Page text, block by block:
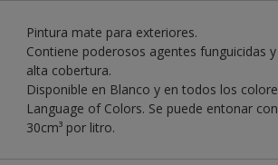
Pintura mate para exteriores.
Contiene poderosos agentes funguicidas
alta cobertura.
Disponible en Blanco y en todos los
Language of Colors. Se puede entonar
30cm³ por litro.